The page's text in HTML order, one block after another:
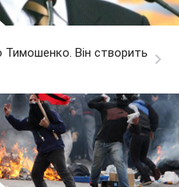
Тимошенко. Він створить